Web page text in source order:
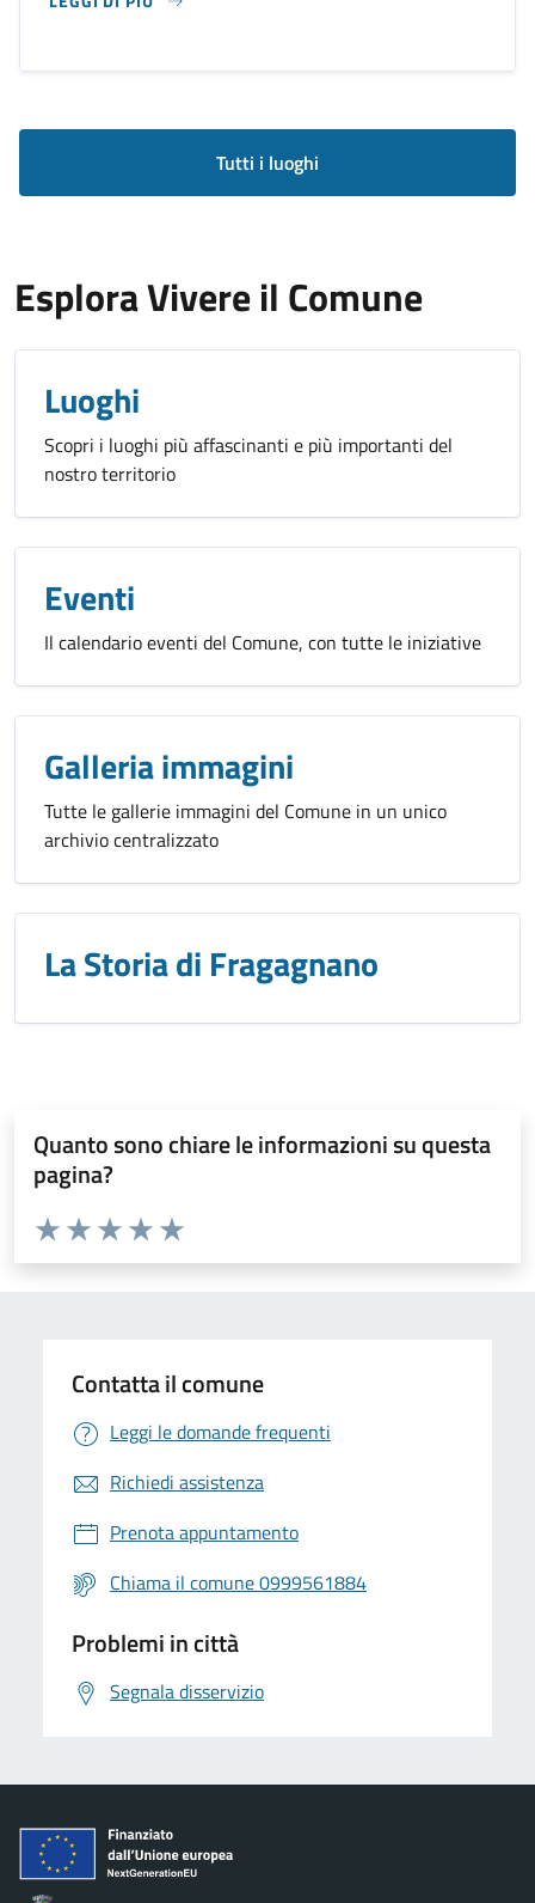
SU PIAZZA REGINA ELENA
Tutti i luoghi
Esplora Vivere il Comune
Luoghi
Scopri i luoghi più affascinanti e più importanti del
nostro territorio
Eventi
Il calendario eventi del Comune, con tutte le iniziative
Galleria immagini
Tutte le gallerie immagini del Comune in un unico
archivio centralizzato
La Storia di Fragagnano
Quanto sono chiare le informazioni su questa
pagina?
Valuta da 1 a 5 stelle la pagina
Valuta 5 stelle su 5
Valuta 4 stelle su 5
Valuta 3 stelle su 5
Valuta 2 stelle su 5
Valuta 1 stelle su 5
Contatta il comune
Leggi le domande frequenti
Richiedi assistenza
Prenota appuntamento
Chiama il comune 0999561884
Problemi in città
Segnala disservizio